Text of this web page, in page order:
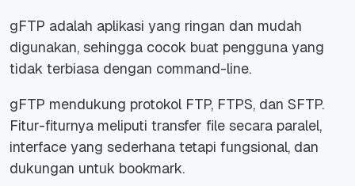
gFTP adalah aplikasi yang ringan dan mudah
digunakan, sehingga cocok buat pengguna yang
tidak terbiasa dengan command-line.
gFTP mendukung protokol FTP, FTPS, dan SFTP.
Fitur-fiturnya meliputi transfer file secara paralel,
interface yang sederhana tetapi fungsional, dan
dukungan untuk bookmark.